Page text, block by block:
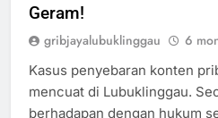
Geram!
gribjayalubuklinggau 6
Kasus penyebaran konten
mencuat di Lubuklinggau.
berhadapan dengan hukum